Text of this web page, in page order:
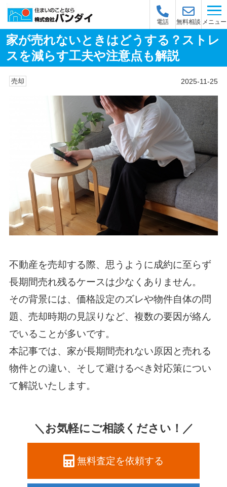
電話 無料相談 メニュー
家が売れないときはどうする？ストレ
スを減らす工夫や注意点も解説
売却 2025-11-25
不動産を売却する際、思うように成約に至らず
長期間売れ残るケースは少なくありません。
その背景には、価格設定のズレや物件自体の問
題、売却時期の見誤りなど、複数の要因が絡ん
でいることが多いです。
本記事では、家が長期間売れない原因と売れる
物件との違い、そして避けるべき対応策につい
て解説いたします。
＼お気軽にご相談ください！／
無料査定を依頼する